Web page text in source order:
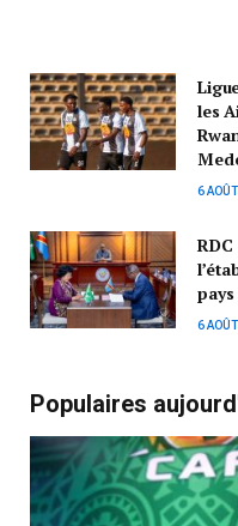
les
6
pays
6
Populaires